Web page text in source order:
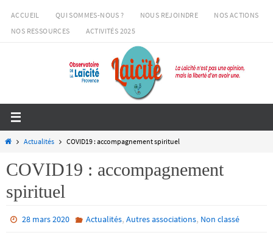
Passer
vers
ACCUEIL QUI SOMMES-NOUS ? NOUS REJOINDRE
NOS ACTIONS
NOS RESSOURCES
ACTIVITÉS 2025
HomeActualités COVID19 : accompagnement spirituel
COVID19 : accompagnement
spirituel
28 mars 2020 Actualités, Autres associations, Non classé